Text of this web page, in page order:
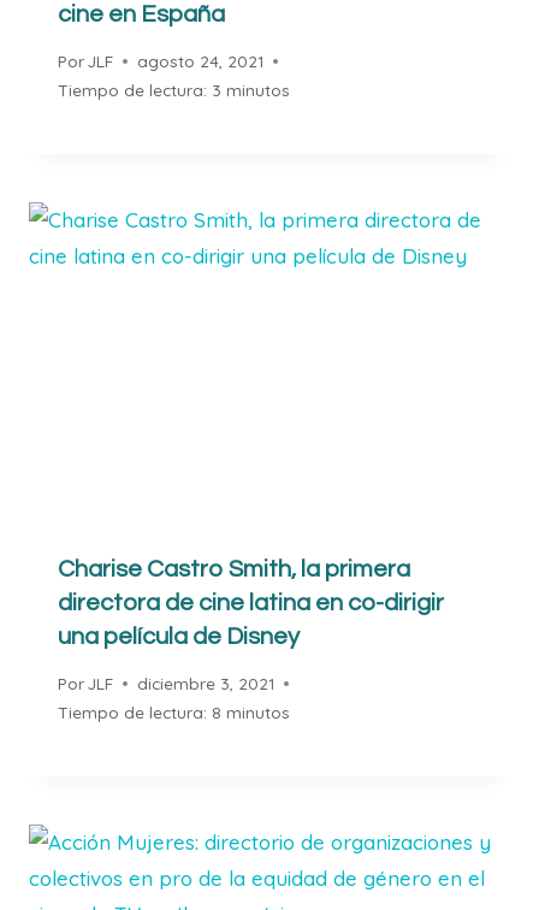
cine en España
PorJLF
agosto 24, 2021
Tiempo de lectura: 3 minutos
Charise Castro Smith, la primera
directora de cine latina en co-dirigir
una película de Disney
PorJLF
diciembre 3, 2021
Tiempo de lectura: 8 minutos